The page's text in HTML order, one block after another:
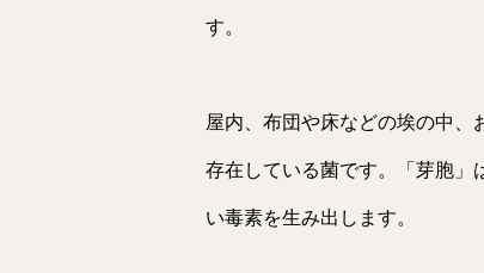
す。
屋内、布団や床などの埃の中
存在している菌です。「芽胞」
い毒素を生み出します。